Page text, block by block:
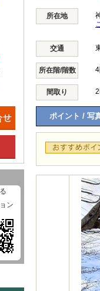
所在地
交通
所在階/階数
間取り
ポイント / 写
ン